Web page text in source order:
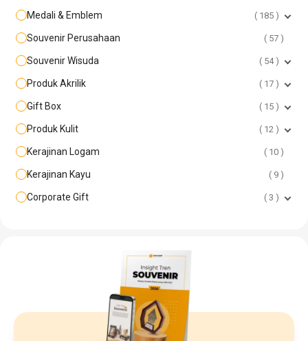
Medali & Emblem 185
Souvenir Perusahaan 57
Souvenir Wisuda 54
Produk Akrilik 17
Gift Box 15
Produk Kulit 12
Kerajinan Logam 10
Kerajinan Kayu 9
Corporate Gift 3